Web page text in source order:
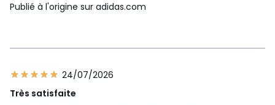
Publié à l'origine sur adidas.com
24/07/2026
Très satisfaite